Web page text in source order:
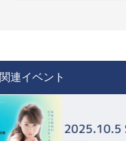
関連イベント